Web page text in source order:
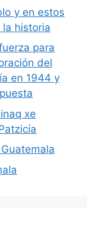
y en estos
historia
para
del
en 1944 y
xe